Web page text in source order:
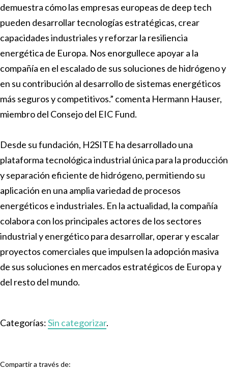
demuestra cómo las empresas europeas de deep tech
pueden desarrollar tecnologías estratégicas, crear
capacidades industriales y reforzar la resiliencia
energética de Europa. Nos enorgullece apoyar a la
compañía en el escalado de sus soluciones de hidrógeno y
en su contribución al desarrollo de sistemas energéticos
más seguros y competitivos.” comenta Hermann Hauser,
miembro del Consejo del EIC Fund.
Desde su fundación, H2SITE ha desarrollado una
plataforma tecnológica industrial única para la producción
y separación eficiente de hidrógeno, permitiendo su
aplicación en una amplia variedad de procesos
energéticos e industriales. En la actualidad, la compañía
colabora con los principales actores de los sectores
industrial y energético para desarrollar, operar y escalar
proyectos comerciales que impulsen la adopción masiva
de sus soluciones en mercados estratégicos de Europa y
del resto del mundo.
Categorías:Sin categorizar.
Compartir a través de: